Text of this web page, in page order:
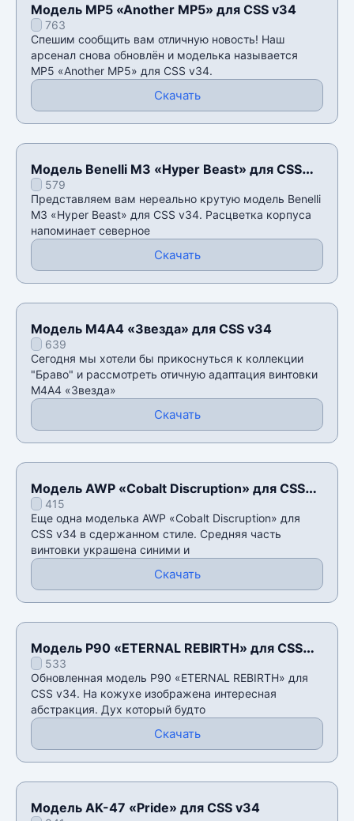
Модель MP5 «Another MP5» для CSS v34
763
Спешим сообщить вам отличную новость! Наш
арсенал снова обновлён и моделька называется
MP5 «Another MP5» для CSS v34.
Скачать
Модель Benelli M3 «Hyper Beast» для CSS
v34579
Представляем вам нереально крутую модель Benelli
M3 «Hyper Beast» для CSS v34. Расцветка корпуса
напоминает северное
Скачать
Модель М4А4 «Звезда» для CSS v34
639
Сегодня мы хотели бы прикоснуться к коллекции
"Браво" и рассмотреть отичную адаптация винтовки
М4А4 «Звезда»
Скачать
Модель AWP «Cobalt Discruption» для CSS
v34415
Еще одна моделька AWP «Cobalt Discruption» для
CSS v34 в сдержанном стиле. Средняя часть
винтовки украшена синими и
Скачать
Модель P90 «ETERNAL REBIRTH» для CSS
v34533
Обновленная модель P90 «ETERNAL REBIRTH» для
CSS v34. На кожухе изображена интересная
абстракция. Дух который будто
Скачать
Модель AK-47 «Pride» для CSS v34